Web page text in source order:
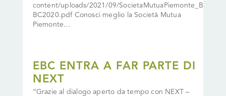
content/uploads/2021/09/SocietaMutuaPiemonte_B
BC2020.pdf Conosci meglio la Società Mutua
Piemonte...
EBC ENTRA A FAR PARTE DI
NEXT
“Grazie al dialogo aperto da tempo con NEXT –